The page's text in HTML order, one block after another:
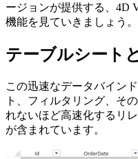
ージョンが提供する、4D
機能を見ていきましょう。
テーブルシート
この迅速なデータバイン
ト、フィルタリング、そ
れないほど高速化するリ
が含まれています。